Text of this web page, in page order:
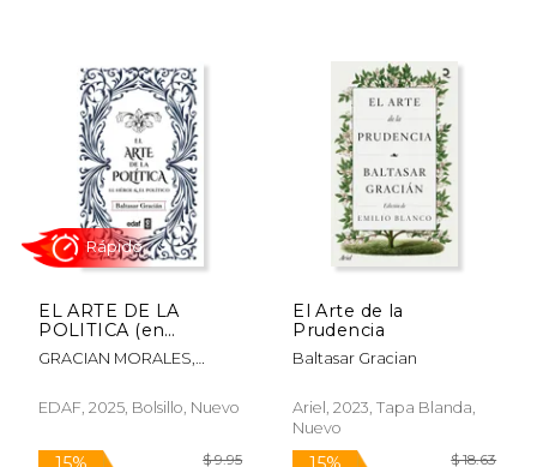
EL ARTE DE LA
POLITICA (en
Castellano)
GRACIAN MORALES,
EDAF, 2025, Bolsillo, Nuevo
El Arte de la
Prudencia
Baltasar Gracian
Ariel, 2023, Tapa Blanda,
Nuevo